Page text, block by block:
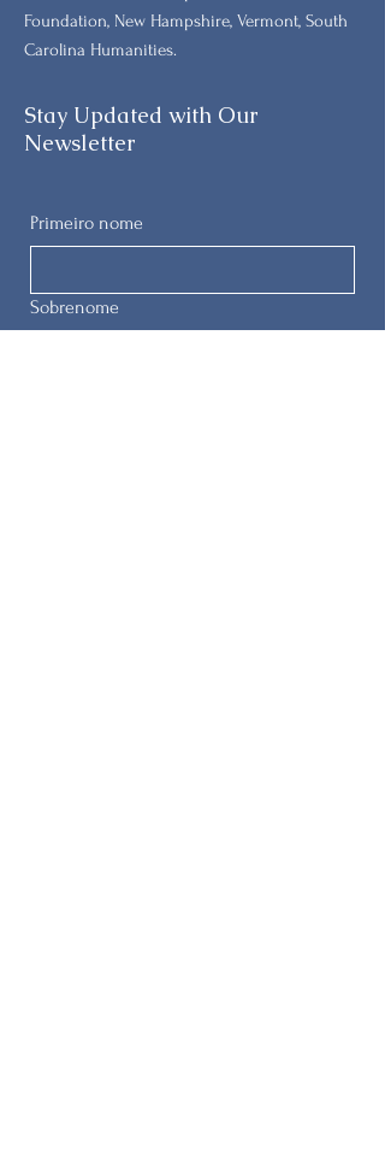
Foundation, New Hampshire, Vermont, South
Carolina Humanities.
Stay Updated with Our
Newsletter
Primeiro nome
Sobrenome